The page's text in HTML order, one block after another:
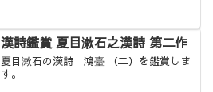
漢詩鑑賞 夏目漱石之漢詩 第二作
夏目漱石の漢詩 鴻臺 （二）を鑑賞しま
す。